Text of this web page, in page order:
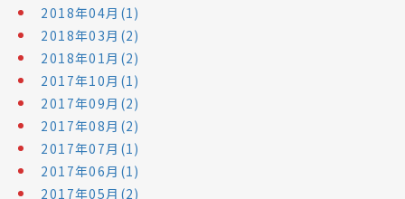
2018年04月(1)
2018年03月(2)
2018年01月(2)
2017年10月(1)
2017年09月(2)
2017年08月(2)
2017年07月(1)
2017年06月(1)
2017年05月(2)